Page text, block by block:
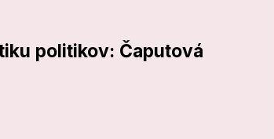
politikov: Čaputová